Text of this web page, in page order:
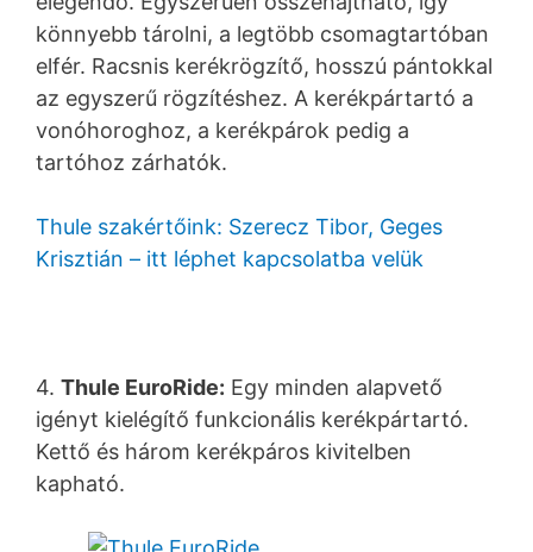
könnyebb tárolni, a legtöbb csomagtartóban
elfér. Racsnis kerékrögzítő, hosszú pántokkal
az egyszerű rögzítéshez. A kerékpártartó a
vonóhoroghoz, a kerékpárok pedig a
tartóhoz zárhatók.
Thule szakértőink: Szerecz Tibor, Geges
Krisztián – itt léphet kapcsolatba velük
4. Thule EuroRide: Egy minden alapvető
igényt kielégítő funkcionális kerékpártartó.
Kettő és három kerékpáros kivitelben
kapható.